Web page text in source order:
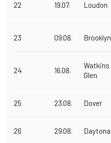
22 19.07. Loudon
23 09.08. Brooklyn
24 16.08.
Watkins
Glen
25 23.08. Dover
26 29.08. Daytona